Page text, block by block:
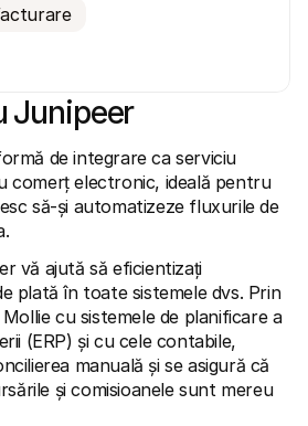
Junipeer
de integrare ca serviciu
comerț electronic, ideală pentru
să-și automatizeze fluxurile de
vă ajută să eficientizați
plată în toate sistemele dvs. Prin
cu sistemele de planificare a
(ERP) și cu cele contabile,
manuală și se asigură că
și comisioanele sunt mereu
pentru dezvoltatori și actualizările
gata de utilizare
noastre de dezvoltatori
povestea și